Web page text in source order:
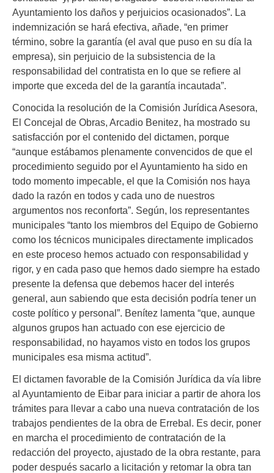
Ayuntamiento los daños y perjuicios ocasionados”. La
indemnización se hará efectiva, añade, “en primer
término, sobre la garantía (el aval que puso en su día la
empresa), sin perjuicio de la subsistencia de la
responsabilidad del contratista en lo que se refiere al
importe que exceda del de la garantía incautada”.
Conocida la resolución de la Comisión Jurídica Asesora,
El Concejal de Obras, Arcadio Benitez, ha mostrado su
satisfacción por el contenido del dictamen, porque
“aunque estábamos plenamente convencidos de que el
procedimiento seguido por el Ayuntamiento ha sido en
todo momento impecable, el que la Comisión nos haya
dado la razón en todos y cada uno de nuestros
argumentos nos reconforta”. Según, los representantes
municipales “tanto los miembros del Equipo de Gobierno
como los técnicos municipales directamente implicados
en este proceso hemos actuado con responsabilidad y
rigor, y en cada paso que hemos dado siempre ha estado
presente la defensa que debemos hacer del interés
general, aun sabiendo que esta decisión podría tener un
coste político y personal”. Benítez lamenta “que, aunque
algunos grupos han actuado con ese ejercicio de
responsabilidad, no hayamos visto en todos los grupos
municipales esa misma actitud”.
El dictamen favorable de la Comisión Jurídica da vía libre
al Ayuntamiento de Eibar para iniciar a partir de ahora los
trámites para llevar a cabo una nueva contratación de los
trabajos pendientes de la obra de Errebal. Es decir, poner
en marcha el procedimiento de contratación de la
redacción del proyecto, ajustado de la obra restante, para
poder después sacarlo a licitación y retomar la obra tan